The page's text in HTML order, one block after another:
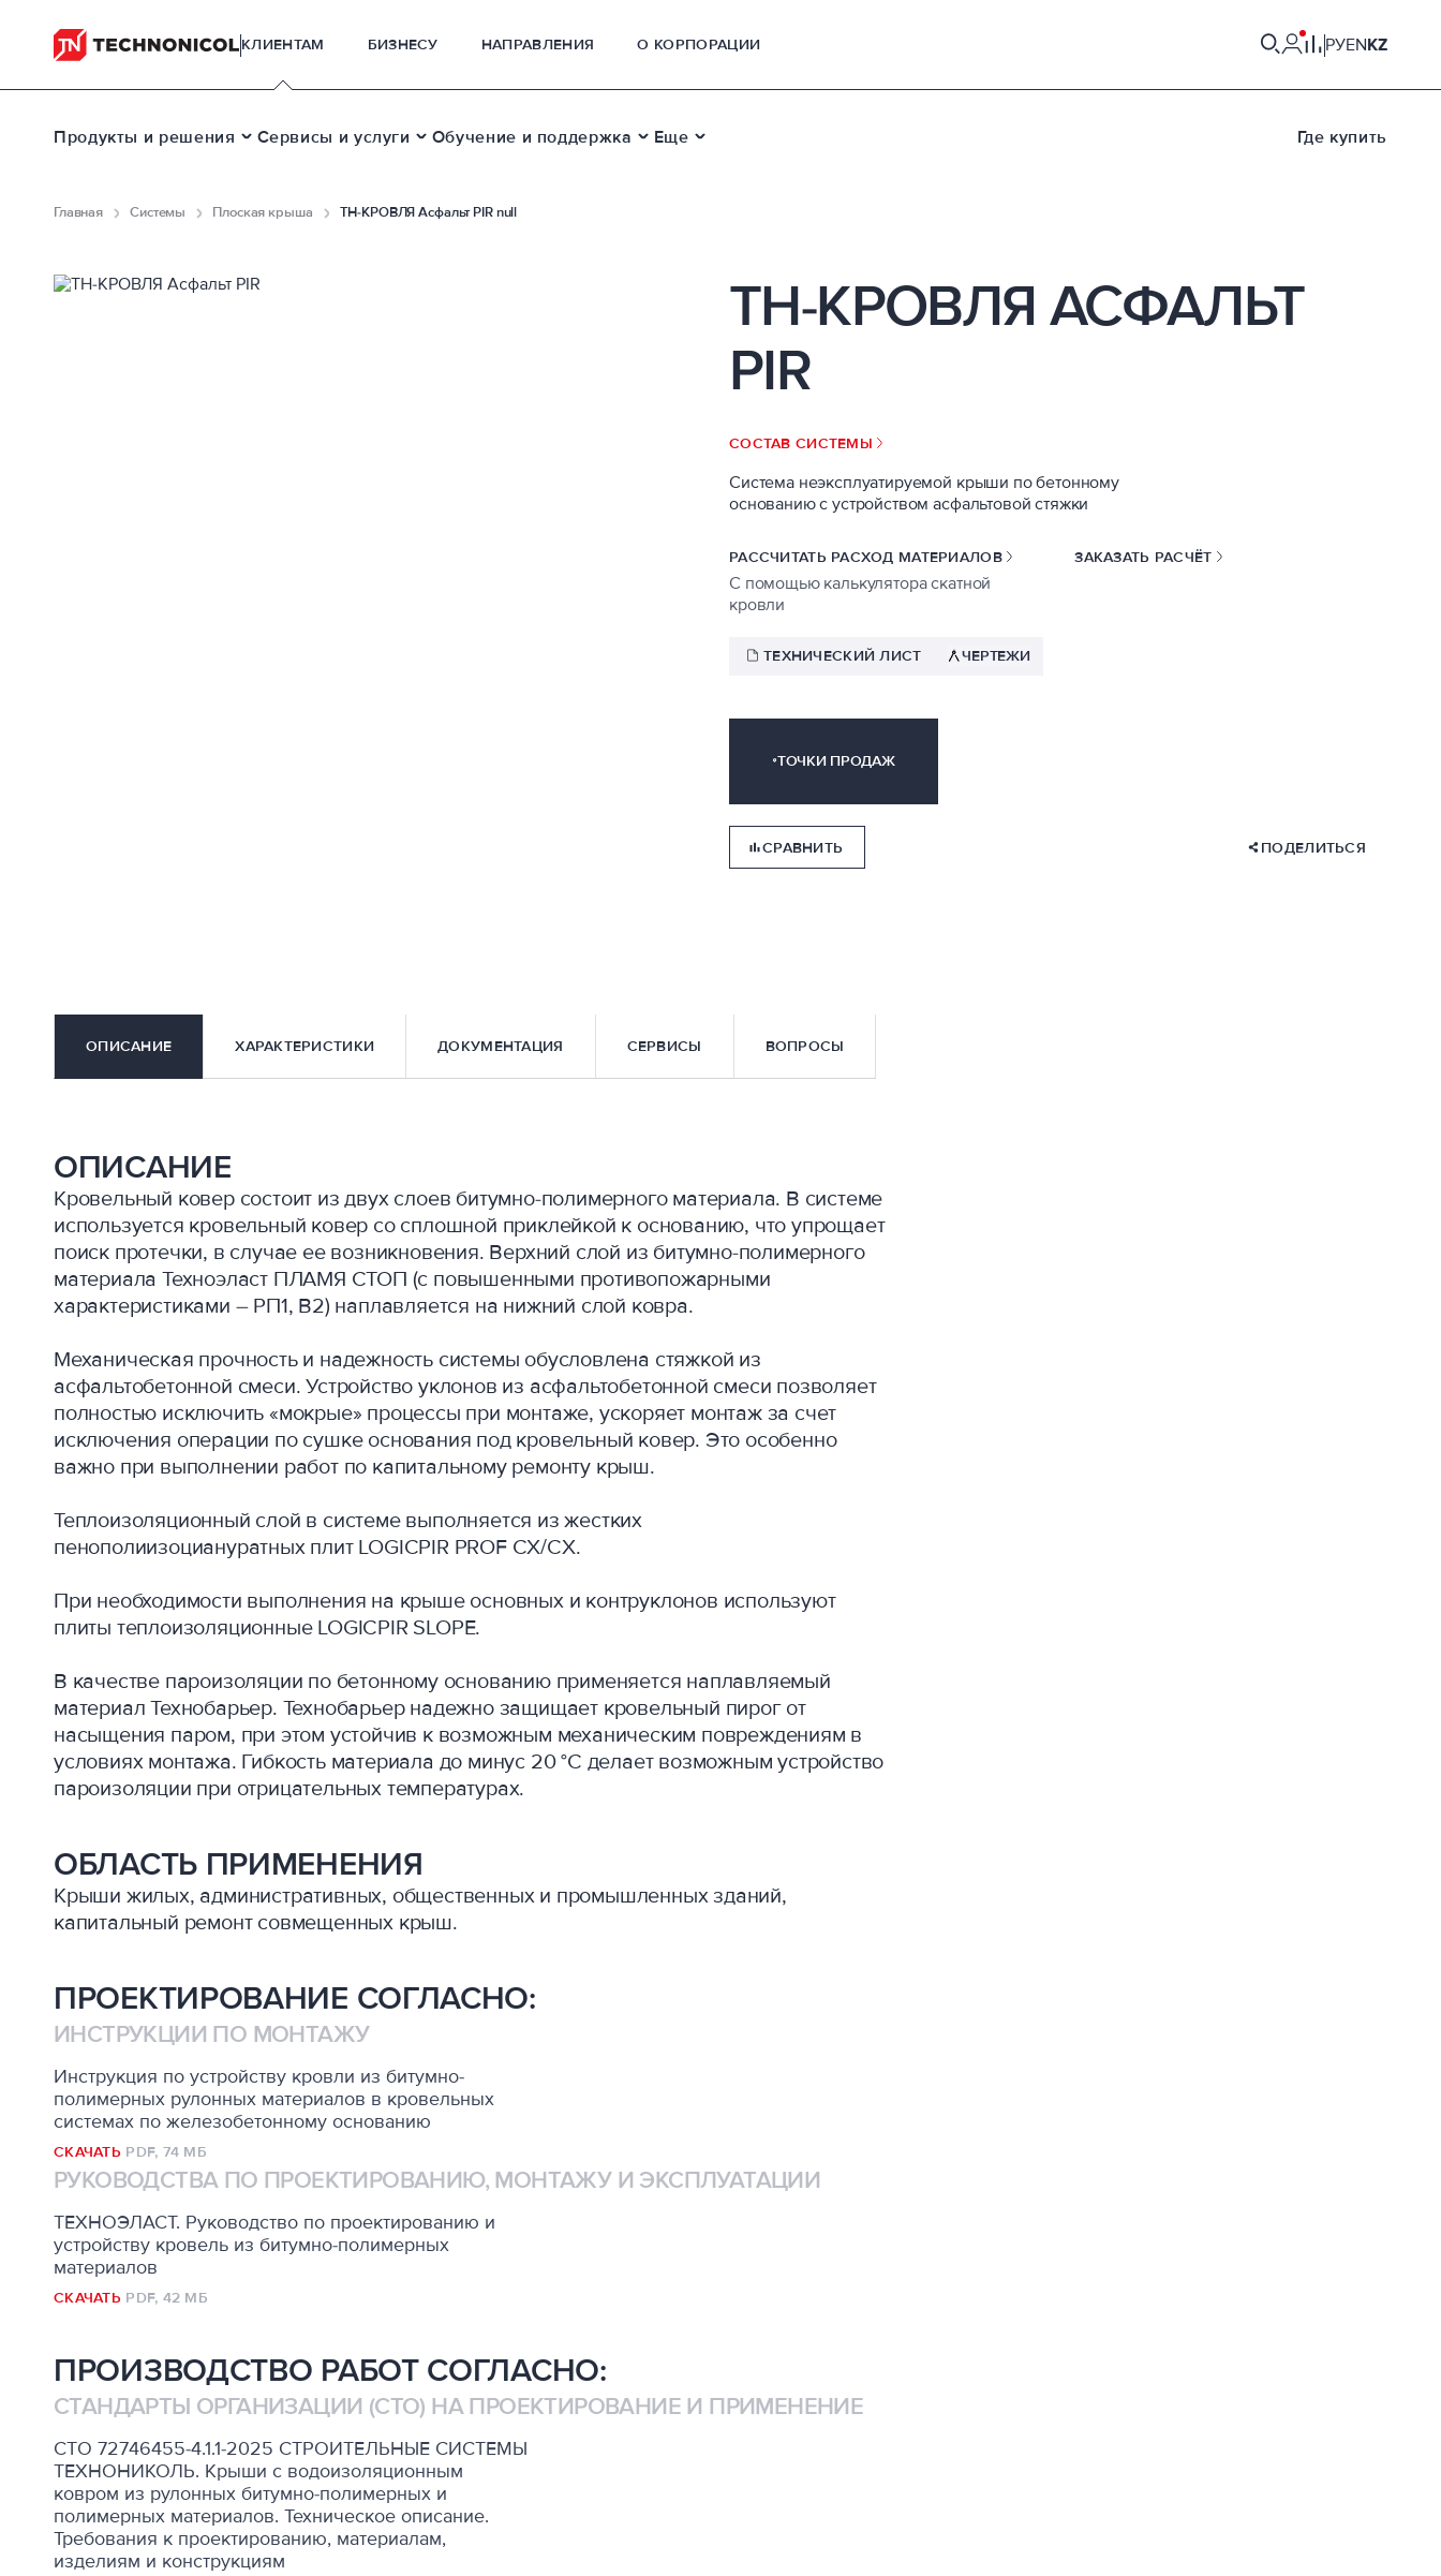
КЛИЕНТАМ БИЗНЕСУ НАПРАВЛЕНИЯ О КОРПОРАЦИИ РУENKZ
Продукты и решения Сервисы и услуги Обучение и поддержка Еще Где купить
Главная Системы Плоская крыша ТН-КРОВЛЯ Асфальт PIR null
ТН-КРОВЛЯ АСФАЛЬТ
PIR
СОСТАВ СИСТЕМЫ
Система неэксплуатируемой крыши по бетонному
основанию с устройством асфальтовой стяжки
РАССЧИТАТЬ РАСХОД МАТЕРИАЛОВ ЗАКАЗАТЬ РАСЧЁТ
С помощью калькулятора скатной
кровли
ТЕХНИЧЕСКИЙ ЛИСТ ЧЕРТЕЖИ
ТОЧКИ ПРОДАЖ
СРАВНИТЬ ПОДЕЛИТЬСЯ
ОПИСАНИЕ ХАРАКТЕРИСТИКИ ДОКУМЕНТАЦИЯ СЕРВИСЫ ВОПРОСЫ
ОПИСАНИЕ
Кровельный ковер состоит из двух слоев битумно-полимерного материала. В системе
используется кровельный ковер со сплошной приклейкой к основанию, что упрощает
поиск протечки, в случае ее возникновения. Верхний слой из битумно-полимерного
материала Техноэласт ПЛАМЯ СТОП (с повышенными противопожарными
характеристиками – РП1, В2) наплавляется на нижний слой ковра.
Механическая прочность и надежность системы обусловлена стяжкой из
асфальтобетонной смеси. Устройство уклонов из асфальтобетонной смеси позволяет
полностью исключить «мокрые» процессы при монтаже, ускоряет монтаж за счет
исключения операции по сушке основания под кровельный ковер. Это особенно
важно при выполнении работ по капитальному ремонту крыш.
Теплоизоляционный слой в системе выполняется из жестких
пенополиизоциануратных плит LOGICPIR PROF СХ/СХ.
При необходимости выполнения на крыше основных и контруклонов используют
плиты теплоизоляционные LOGICPIR SLOPE.
В качестве пароизоляции по бетонному основанию применяется наплавляемый
материал Технобарьер. Технобарьер надежно защищает кровельный пирог от
насыщения паром, при этом устойчив к возможным механическим повреждениям в
условиях монтажа. Гибкость материала до минус 20 °С делает возможным устройство
пароизоляции при отрицательных температурах.
ОБЛАСТЬ ПРИМЕНЕНИЯ
Крыши жилых, административных, общественных и промышленных зданий,
капитальный ремонт совмещенных крыш.
ПРОЕКТИРОВАНИЕ СОГЛАСНО:
ИНСТРУКЦИИ ПО МОНТАЖУ
Инструкция по устройству кровли из битумно-
полимерных рулонных материалов в кровельных
системах по железобетонному основанию
СКАЧАТЬ PDF, 74 МБ
РУКОВОДСТВА ПО ПРОЕКТИРОВАНИЮ, МОНТАЖУ И ЭКСПЛУАТАЦИИ
ТЕХНОЭЛАСТ. Руководство по проектированию и
устройству кровель из битумно-полимерных
материалов
СКАЧАТЬ PDF, 42 МБ
ПРОИЗВОДСТВО РАБОТ СОГЛАСНО:
СТАНДАРТЫ ОРГАНИЗАЦИИ (СТО) НА ПРОЕКТИРОВАНИЕ И ПРИМЕНЕНИЕ
СТО 72746455-4.1.1-2025 СТРОИТЕЛЬНЫЕ СИСТЕМЫ
ТЕХНОНИКОЛЬ. Крыши с водоизоляционным
ковром из рулонных битумно-полимерных и
полимерных материалов. Техническое описание.
Требования к проектированию, материалам,
изделиям и конструкциям